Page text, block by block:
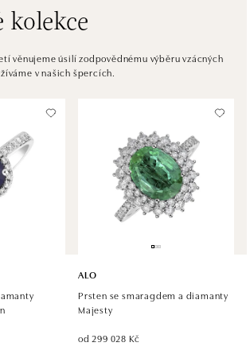
Avion, Bratislava
821 04 Bratislava
372
Aupark, Bratislava
851 01 Bratislava
891
od 10:00
kolekce
věnujeme úsilí zodpovědnému výběru vzácných
v našich špercích.
ALO
Prsten se smaragdem a diamanty
Majesty
od 299 028 Kč